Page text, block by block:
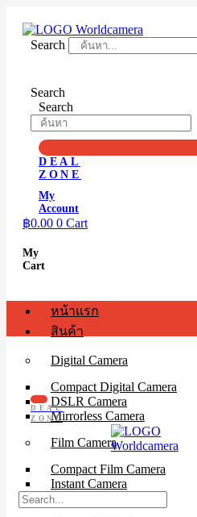
contentSearch
Search
Search
DEAL
ZONE
My
Account
฿0.00 0 Cart
My
Cart
หน้าแรก
สินค้า
Digital Camera
Compact Digital Camera
DSLR Camera
Mirrorless Camera
Film Camera
Compact Film Camera
Instant Camera
SLR Camera
DEAL
ZONE